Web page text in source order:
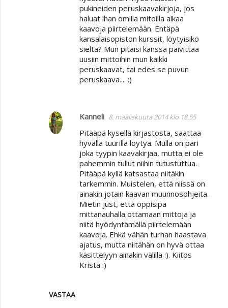
VASTAA
pukineiden peruskaavakirjoja, jos
haluat ihan omilla mitoilla alkaa
kaavoja piirtelemään. Entäpä
kansalaisopiston kurssit, löytyisikö
sieltä? Mun pitäisi kanssa päivittää
uusiin mittoihin mun kaikki
peruskaavat, tai edes se puvun
peruskaava.... :)
Kanneli 8. maaliskuuta 2014 klo 18.55
Pitääpä kysellä kirjastosta, saattaa
hyvällä tuurilla löytyä. Mulla on pari
joka tyypin kaavakirjaa, mutta ei ole
pahemmin tullut niihin tutustuttua.
Pitääpä kyllä katsastaa niitäkin
tarkemmin. Muistelen, että niissä on
ainakin jotain kaavan muunnosohjeita.
Mietin just, että oppisipa
mittanauhalla ottamaan mittoja ja
niitä hyödyntämällä piirtelemään
kaavoja. Ehkä vähän turhan haastava
ajatus, mutta niitähän on hyvä ottaa
käsittelyyn ainakin välillä :). Kiitos
Krista :)